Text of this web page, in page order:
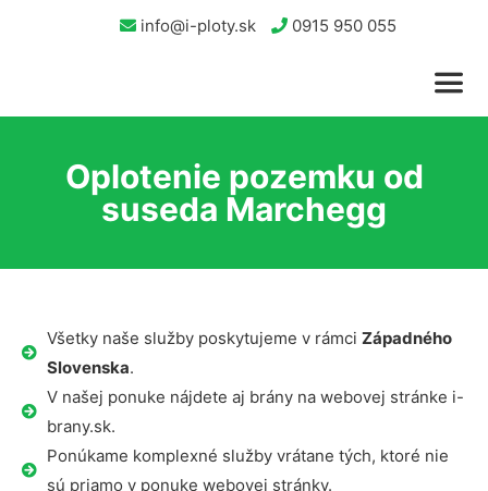
info@i-ploty.sk 0915 950 055
Oplotenie pozemku od
suseda Marchegg
Všetky naše služby poskytujeme v rámci Západného
Slovenska.
V našej ponuke nájdete aj brány na webovej stránke i-
brany.sk.
Ponúkame komplexné služby vrátane tých, ktoré nie
sú priamo v ponuke webovej stránky.